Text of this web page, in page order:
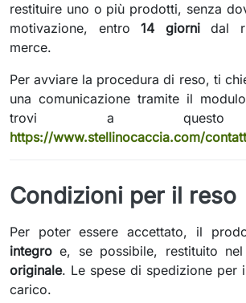
restituire uno o più prodotti, senza
motivazione, entro 14 giornidal
merce.
Per avviare la procedura di reso, ti
una comunicazione tramite il
trovi a questo
https://www.stellinocaccia.com/
Condizioni per il reso
Per poter essere accettato, il
integro e, se possibile, restituito
originale. Le spese di spedizione per
carico.